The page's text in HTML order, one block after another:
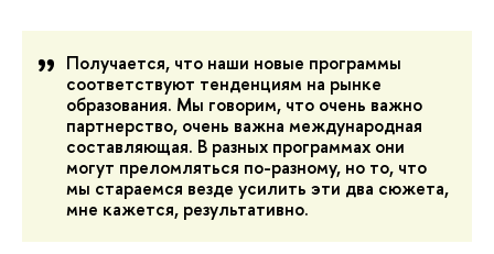
Получается, что наши новые программы
соответствуют тенденциям на рынке
образования. Мы говорим, что очень важно
партнерство, очень важна международная
составляющая. В разных программах они
могут преломляться по-разному, но то, что
мы стараемся везде усилить эти два сюжета,
мне кажется, результативно.